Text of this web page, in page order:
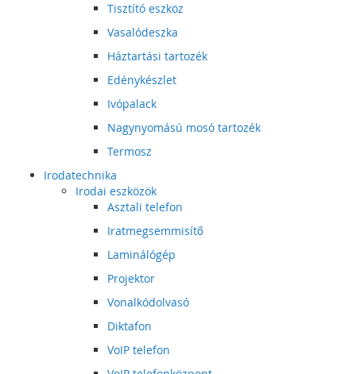
Tisztító eszköz
Vasalódeszka
Háztartási tartozék
Edénykészlet
Ivópalack
Nagynyomású mosó tartozék
Termosz
Irodatechnika
Irodai eszközök
Asztali telefon
Iratmegsemmisítő
Laminálógép
Projektor
Vonalkódolvasó
Diktafon
VoIP telefon